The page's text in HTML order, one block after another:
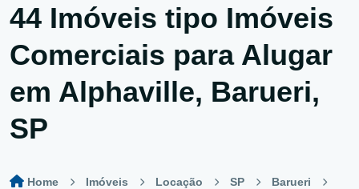
44 Imóveis tipo Imóveis
Comerciais para Alugar
em Alphaville, Barueri,
SP
Home Imóveis Locação SP Barueri